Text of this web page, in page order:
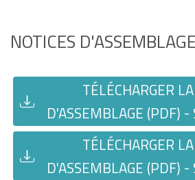
NOTICES D'ASSEMBLAGE
TÉLÉCHARGER
D'ASSEMBLAGE (PDF)
TÉLÉCHARGER
D'ASSEMBLAGE (PDF)